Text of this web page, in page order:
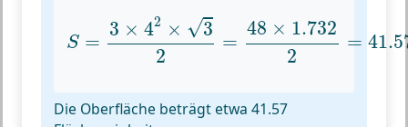
S =
3 × 42 × √3
2
=
48 × 1.732
2
=
S ×4 2= 1.732 2=41.57
Die Oberfläche beträgt etwa 41.57